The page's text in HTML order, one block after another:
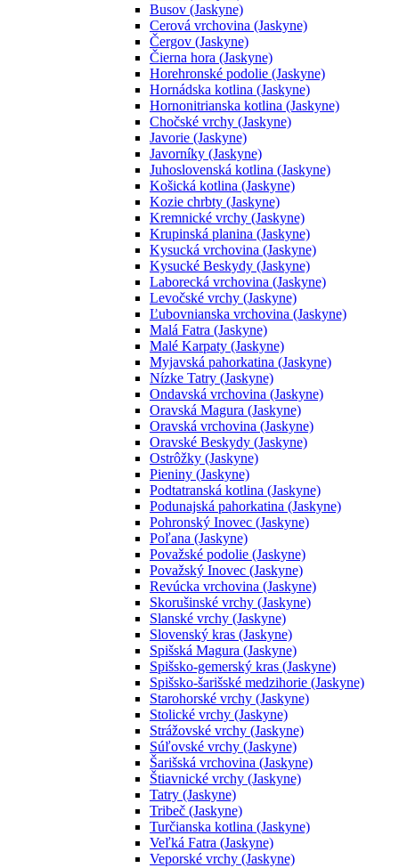
Busov (Jaskyne)
Cerová vrchovina (Jaskyne)
Čergov (Jaskyne)
Čierna hora (Jaskyne)
Horehronské podolie (Jaskyne)
Hornádska kotlina (Jaskyne)
Hornonitrianska kotlina (Jaskyne)
Chočské vrchy (Jaskyne)
Javorie (Jaskyne)
Javorníky (Jaskyne)
Juhoslovenská kotlina (Jaskyne)
Košická kotlina (Jaskyne)
Kozie chrbty (Jaskyne)
Kremnické vrchy (Jaskyne)
Krupinská planina (Jaskyne)
Kysucká vrchovina (Jaskyne)
Kysucké Beskydy (Jaskyne)
Laborecká vrchovina (Jaskyne)
Levočské vrchy (Jaskyne)
Ľubovnianska vrchovina (Jaskyne)
Malá Fatra (Jaskyne)
Malé Karpaty (Jaskyne)
Myjavská pahorkatina (Jaskyne)
Nízke Tatry (Jaskyne)
Ondavská vrchovina (Jaskyne)
Oravská Magura (Jaskyne)
Oravská vrchovina (Jaskyne)
Oravské Beskydy (Jaskyne)
Ostrôžky (Jaskyne)
Pieniny (Jaskyne)
Podtatranská kotlina (Jaskyne)
Podunajská pahorkatina (Jaskyne)
Pohronský Inovec (Jaskyne)
Poľana (Jaskyne)
Považské podolie (Jaskyne)
Považský Inovec (Jaskyne)
Revúcka vrchovina (Jaskyne)
Skorušinské vrchy (Jaskyne)
Slanské vrchy (Jaskyne)
Slovenský kras (Jaskyne)
Spišská Magura (Jaskyne)
Spišsko-gemerský kras (Jaskyne)
Spišsko-šarišské medzihorie (Jaskyne)
Starohorské vrchy (Jaskyne)
Stolické vrchy (Jaskyne)
Strážovské vrchy (Jaskyne)
Súľovské vrchy (Jaskyne)
Šarišská vrchovina (Jaskyne)
Štiavnické vrchy (Jaskyne)
Tatry (Jaskyne)
Tribeč (Jaskyne)
Turčianska kotlina (Jaskyne)
Veľká Fatra (Jaskyne)
Veporské vrchy (Jaskyne)